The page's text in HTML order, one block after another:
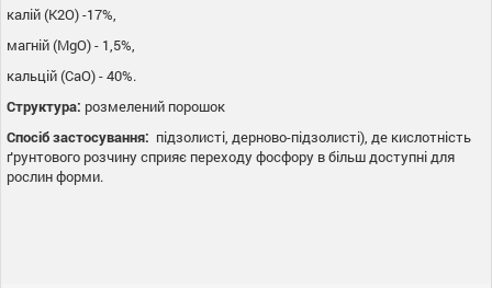
калій (К2O) -17%,
магній (MgО) - 1,5%,
кальцій (СаО) - 40%.
Структура: розмелений порошок
Спосіб застосування: підзолисті, дерново-підзолисті), де кислотність
ґрунтового розчину сприяє переходу фосфору в більш доступні для
рослин форми.